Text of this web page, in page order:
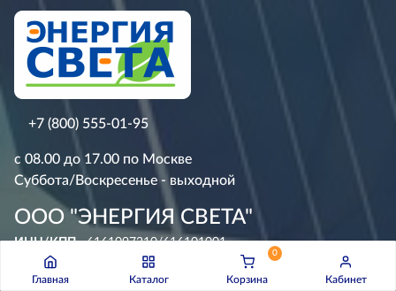
+7 (800) 555-01-95
с 08.00 до 17.00 по Москве
Суббота/Воскресенье - выходной
ООО "ЭНЕРГИЯ СВЕТА"
ИНН/КПП- 6161097210/616101001
ОГРН- 1226100024710
Банк- ФИЛИАЛ "РОСТОВСКИЙ" АО "АЛЬФА-БАНК"
Главная Каталог
0
Корзина Кабинет